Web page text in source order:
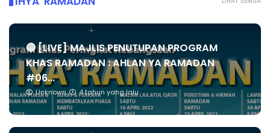
🔴 [LIVE] MAJLIS PENUTUPAN PROGRAM
KHAS RAMADAN : AHLAN YA RAMADAN
#06...
Unknown 4 tahun yang lalu